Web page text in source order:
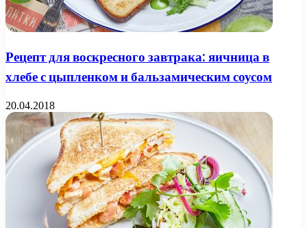
Рецепт для воскресного завтрака: яичница в
хлебе с цыпленком и бальзамическим соусом
20.04.2018